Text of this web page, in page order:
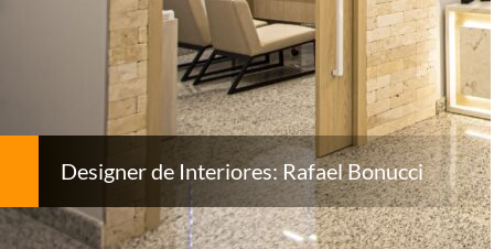
Designer de Interiores: Rafael Bonucci